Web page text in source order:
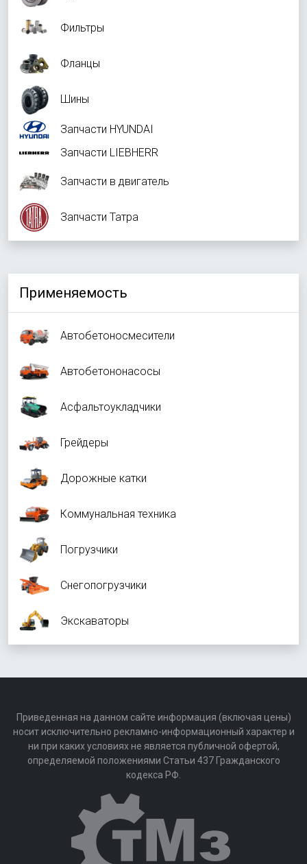
Фильтры
Фланцы
Шины
Запчасти HYUNDAI
Запчасти LIEBHERR
Запчасти в двигатель
Запчасти Татра
Применяемость
Автобетоносмесители
Автобетононасосы
Асфальтоукладчики
Грейдеры
Дорожные катки
Коммунальная техника
Погрузчики
Снегопогрузчики
Экскаваторы
Приведенная на данном сайте информация (включая цены)
носит исключительно рекламно-информационный характер и
ни при каких условиях не является публичной офертой,
определяемой положениями Статьи 437 Гражданского
кодекса РФ.